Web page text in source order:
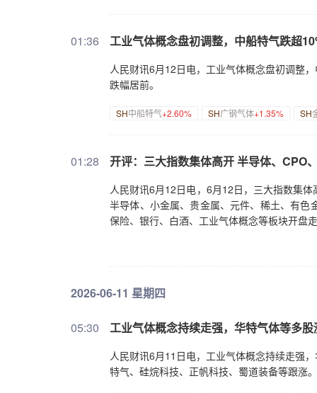
01:36 工业气体概念盘初调整，中船特气跌超
人民财讯6月12日电，工业气体概念盘初调整
跌幅居前。
SH中船特气+2.60% SH广钢气体+1.35% SH
01:28 开评：三大指数集体高开 半导体、CPO
人民财讯6月12日电，6月12日，三大指数集
半导体、小金属、贵金属、元件、稀土、有
保险、银行、白酒、工业气体概念等板块开盘
2026-06-11 星期四
05:30 工业气体概念持续走强，华特气体等多股
人民财讯6月11日电，工业气体概念持续走强
特气、硅烷科技、正帆科技、蜀道装备等跟涨。